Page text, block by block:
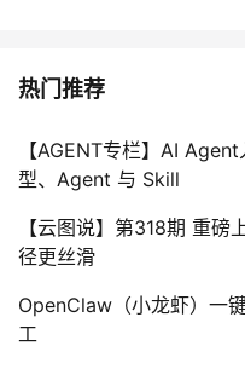
热门推荐
【AGENT专栏】AI
型、Agent 与 Skill
【云图说】第318期 重
径更丝滑
OpenClaw（小龙虾）一
工